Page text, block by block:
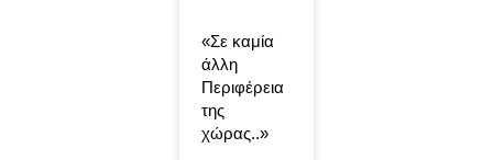
«Σε καμία
άλλη
Περιφέρεια
της
χώρας..»